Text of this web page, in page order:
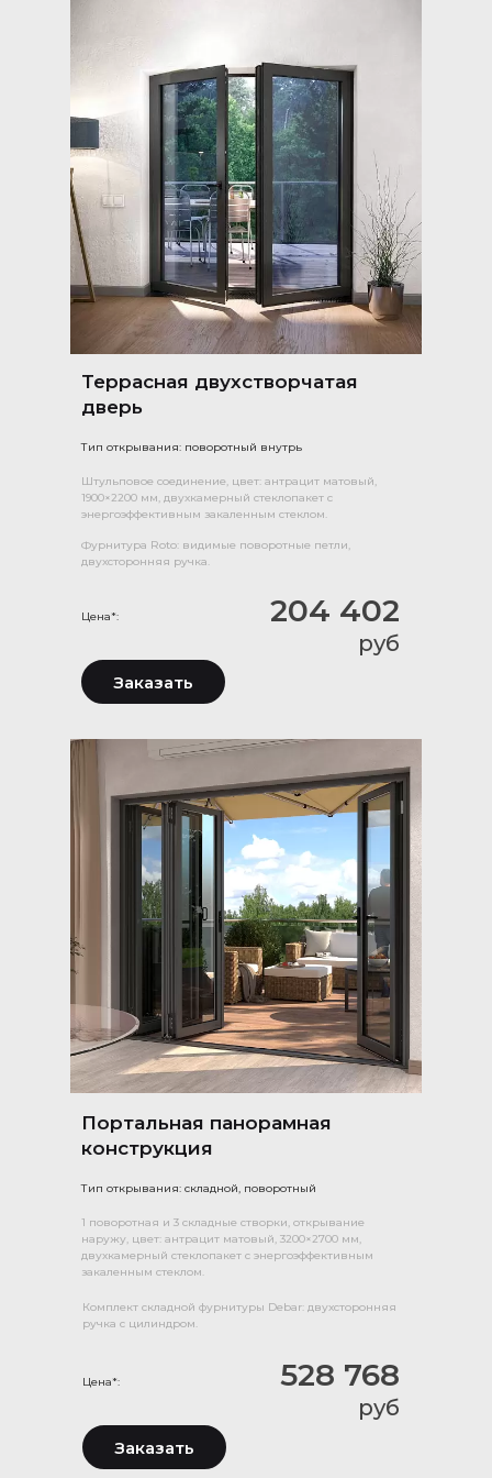
Террасная двухстворчатая
дверь
Тип открывания: поворотный внутрь
204 402
руб
Цена*:
Штульповое соединение, цвет: антрацит матовый,
1900×2200 мм, двухкамерный стеклопакет с
энергоэффективным закаленным стеклом.
Фурнитура Roto: видимые поворотные петли,
двухсторонняя ручка.
Заказать
Портальная панорамная
конструкция
Тип открывания: складной, поворотный
528 768
руб
Цена*:
1 поворотная и 3 складные створки, открывание
наружу, цвет: антрацит матовый, 3200×2700 мм,
двухкамерный стеклопакет с энергоэффективным
закаленным стеклом.
Комплект складной фурнитуры Debar: двухсторонняя
ручка с цилиндром.
Заказать